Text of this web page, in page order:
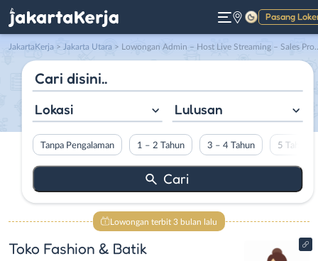
Pasang
Gelap
JakartaKerja > Jakarta Utara > Lowongan Admin – Host Live Streaming – Sales Promotion Girl di Toko Fashion & Batik
Lokasi Lulusan
Tanpa Pengalaman 1 – 2 Tahun 3 – 4 Tahun 5 Tahun
Lowongan terbit 3 bulan lalu
Toko Fashion & Batik